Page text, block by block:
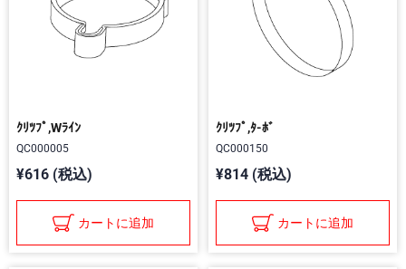
ｸﾘﾂﾌﾟ,Wﾗｲﾝ
QC000005
¥616 (税込)
カートに追加
ｸﾘﾂﾌﾟ,ﾀ-ﾎﾞ
QC000150
¥814 (税込)
カートに追加